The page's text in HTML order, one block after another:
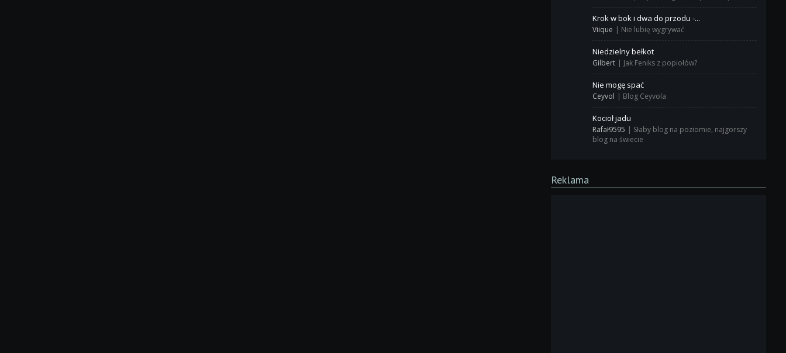
Krok w bok i dwa do przodu -...
Viique | Nie lubię wygrywać
Niedzielny bełkot
Gilbert | Jak Feniks z popiołów?
Nie mogę spać
Ceyvol | Blog Ceyvola
Kocioł jadu
Rafał9595 | Słaby blog na poziomie, najgorszy
blog na świecie
Reklama